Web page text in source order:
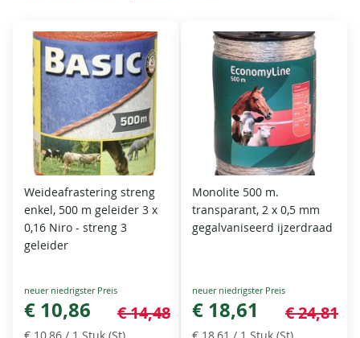
Weideafrastering streng
enkel, 500 m geleider 3 x
0,16 Niro - streng 3
geleider
Special
Price
€ 10,86 € 14,48
Monolite 500 m.
transparant, 2 x 0,5 mm
gegalvaniseerd ijzerdraad
Special
Price
€ 18,61 € 24,81